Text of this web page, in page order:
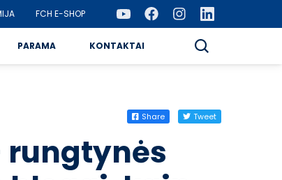
PARAMA KONTAKTAI
FCH E-SHOP
Share Tweet
rungtynės